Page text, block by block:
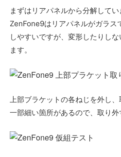
まずはリアパネルから分解してい
ZenFone9はリアパネルがガラス
しやすいですが、変形したりし
ます。
上部ブラケットの各ねじを外し、
一部細い箇所があるので、取り外